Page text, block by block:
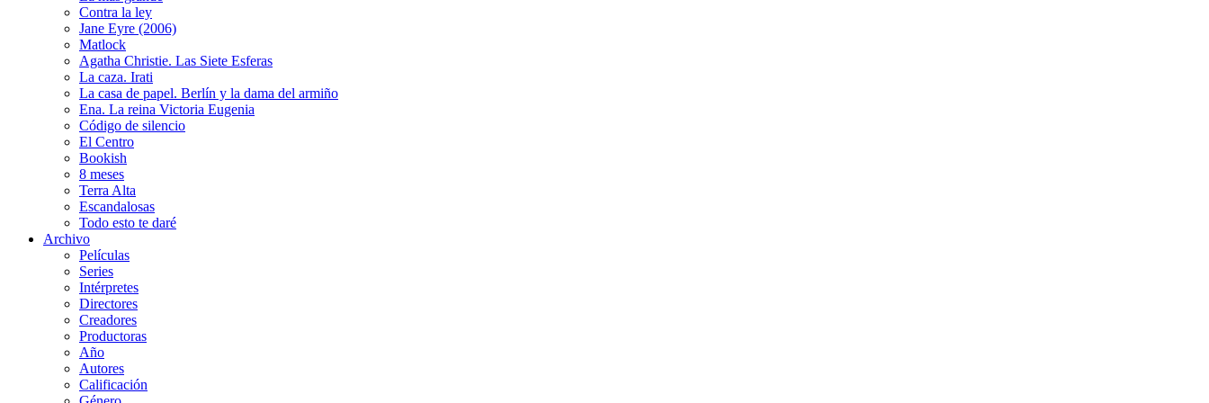
Contra la ley
Jane Eyre (2006)
Matlock
Agatha Christie. Las Siete Esferas
La caza. Irati
La casa de papel. Berlín y la dama del armiño
Ena. La reina Victoria Eugenia
Código de silencio
El Centro
Bookish
8 meses
Terra Alta
Escandalosas
Todo esto te daré
Archivo
Películas
Series
Intérpretes
Directores
Creadores
Productoras
Año
Autores
Calificación